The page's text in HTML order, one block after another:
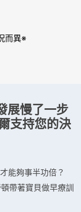
而異※
展慢了一步
支持您的決
能夠事半功倍？
帶著寶貝做早療訓